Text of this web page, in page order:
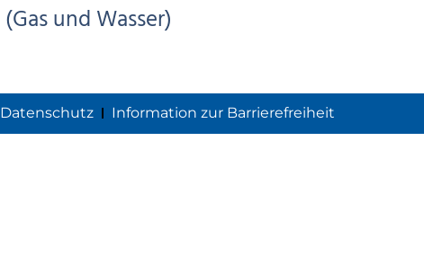
(Gas und Wasser)
Datenschutz Information zur Barrierefreiheit